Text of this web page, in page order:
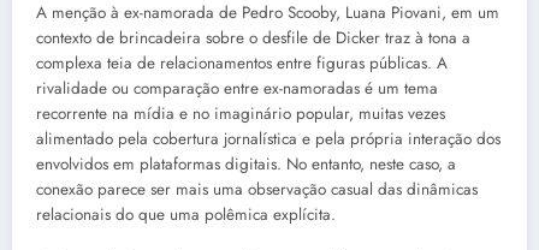
A menção à ex-namorada de Pedro Scooby, Luana Piovani, em um
contexto de brincadeira sobre o desfile de Dicker traz à tona a
complexa teia de relacionamentos entre figuras públicas. A
rivalidade ou comparação entre ex-namoradas é um tema
recorrente na mídia e no imaginário popular, muitas vezes
alimentado pela cobertura jornalística e pela própria interação dos
envolvidos em plataformas digitais. No entanto, neste caso, a
conexão parece ser mais uma observação casual das dinâmicas
relacionais do que uma polêmica explícita.